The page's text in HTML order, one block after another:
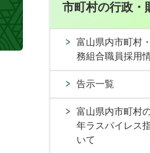
市町村の行政・
富山県内市町村
務組合職員採用
告示一覧
富山県内市町村
年ラスパイレス
いて